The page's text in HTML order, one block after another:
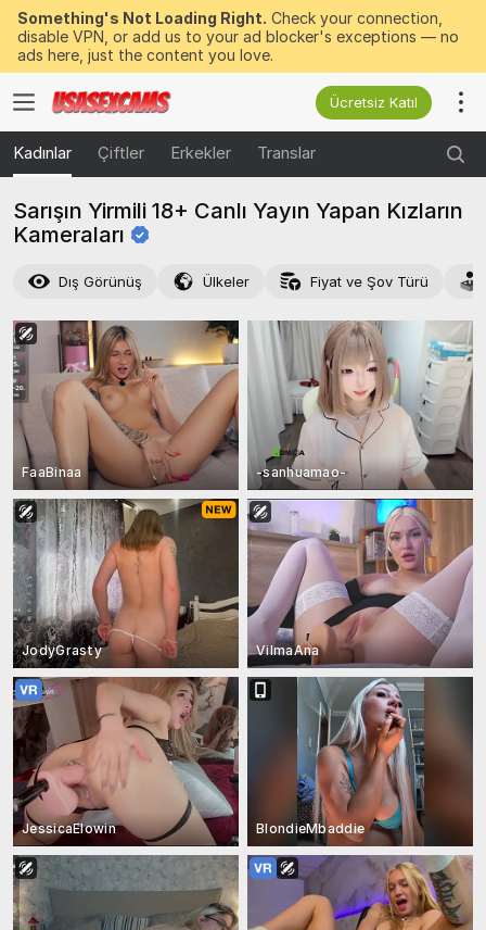
Something's Not Loading Right. Check your connection,
disable VPN, or add us to your ad blocker's exceptions — no
ads here, just the content you love.
Ücretsiz Katıl
Kadınlar Çiftler Erkekler Translar
Sarışın Yirmili 18+ Canlı Yayın Yapan Kızların
Kameraları
Dış Görünüş Ülkeler Fiyat ve Şov Türü
FaaBinaa -sanhuamao-
JodyGrasty VilmaAna
JessicaElowin BlondieMbaddie